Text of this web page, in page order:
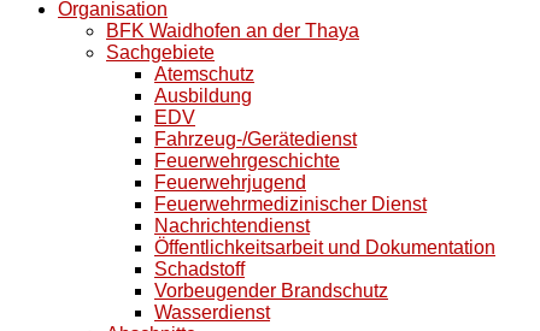
Organisation
BFK Waidhofen an der Thaya
Sachgebiete
Atemschutz
Ausbildung
EDV
Fahrzeug-/Gerätedienst
Feuerwehrgeschichte
Feuerwehrjugend
Feuerwehrmedizinischer Dienst
Nachrichtendienst
Öffentlichkeitsarbeit und Dokumentation
Schadstoff
Vorbeugender Brandschutz
Wasserdienst